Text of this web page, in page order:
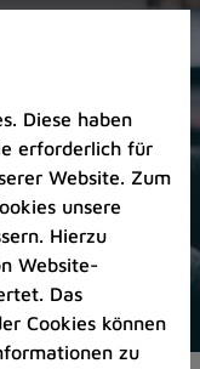
Diese haben
erforderlich für
Website. Zum
unsere
Hierzu
Website-
Das
Cookies können
zu